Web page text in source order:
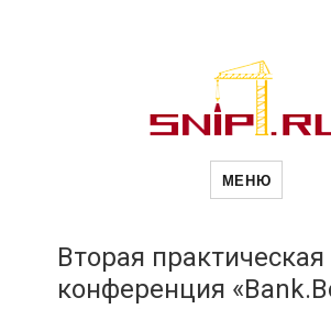
МЕНЮ
Вторая практическая
конференция